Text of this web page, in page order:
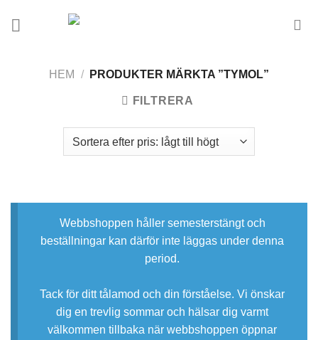
HEM / PRODUKTER MÄRKTA ”TYMOL”
FILTRERA
Webbshoppen håller semesterstängt och
beställningar kan därför inte läggas under denna
period.
Tack för ditt tålamod och din förståelse. Vi önskar
dig en trevlig sommar och hälsar dig varmt
välkommen tillbaka när webbshoppen öppnar